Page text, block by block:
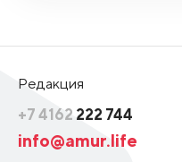
Редакция
+7 4162 222 744
info@amur.life